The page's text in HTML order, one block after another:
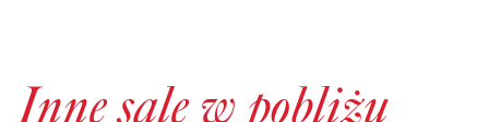
Inne sale w pobliżu